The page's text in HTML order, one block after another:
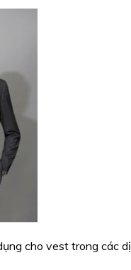
cho vest trong các